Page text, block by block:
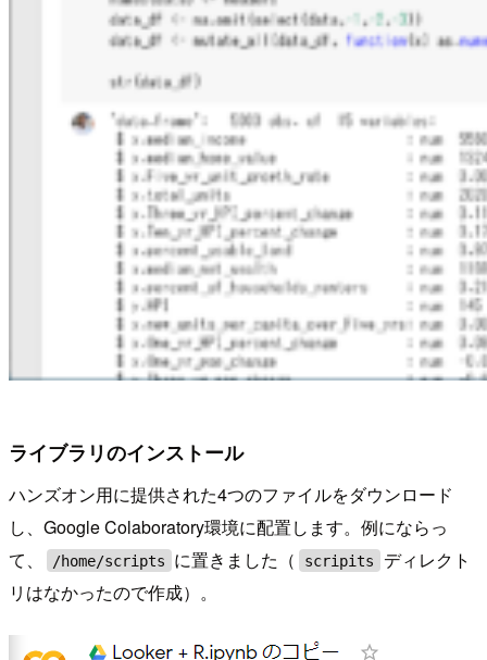
ライブラリのインストール
ハンズオン用に提供された4つのファイルをダウンロード
し、Google Colaboratory環境に配置します。例にならっ
て、
/home/scripts に置きました（ scripits
ディレクト
リはなかったので作成）。